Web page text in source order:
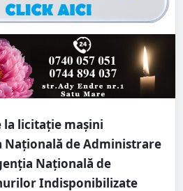
licitație mașini
Națională de Administrare
Națională de
Indisponibilizate